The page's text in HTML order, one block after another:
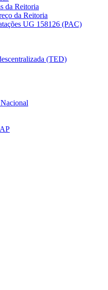
da Reitoria
da Reitoria
UG 158126 (PAC)
(TED)